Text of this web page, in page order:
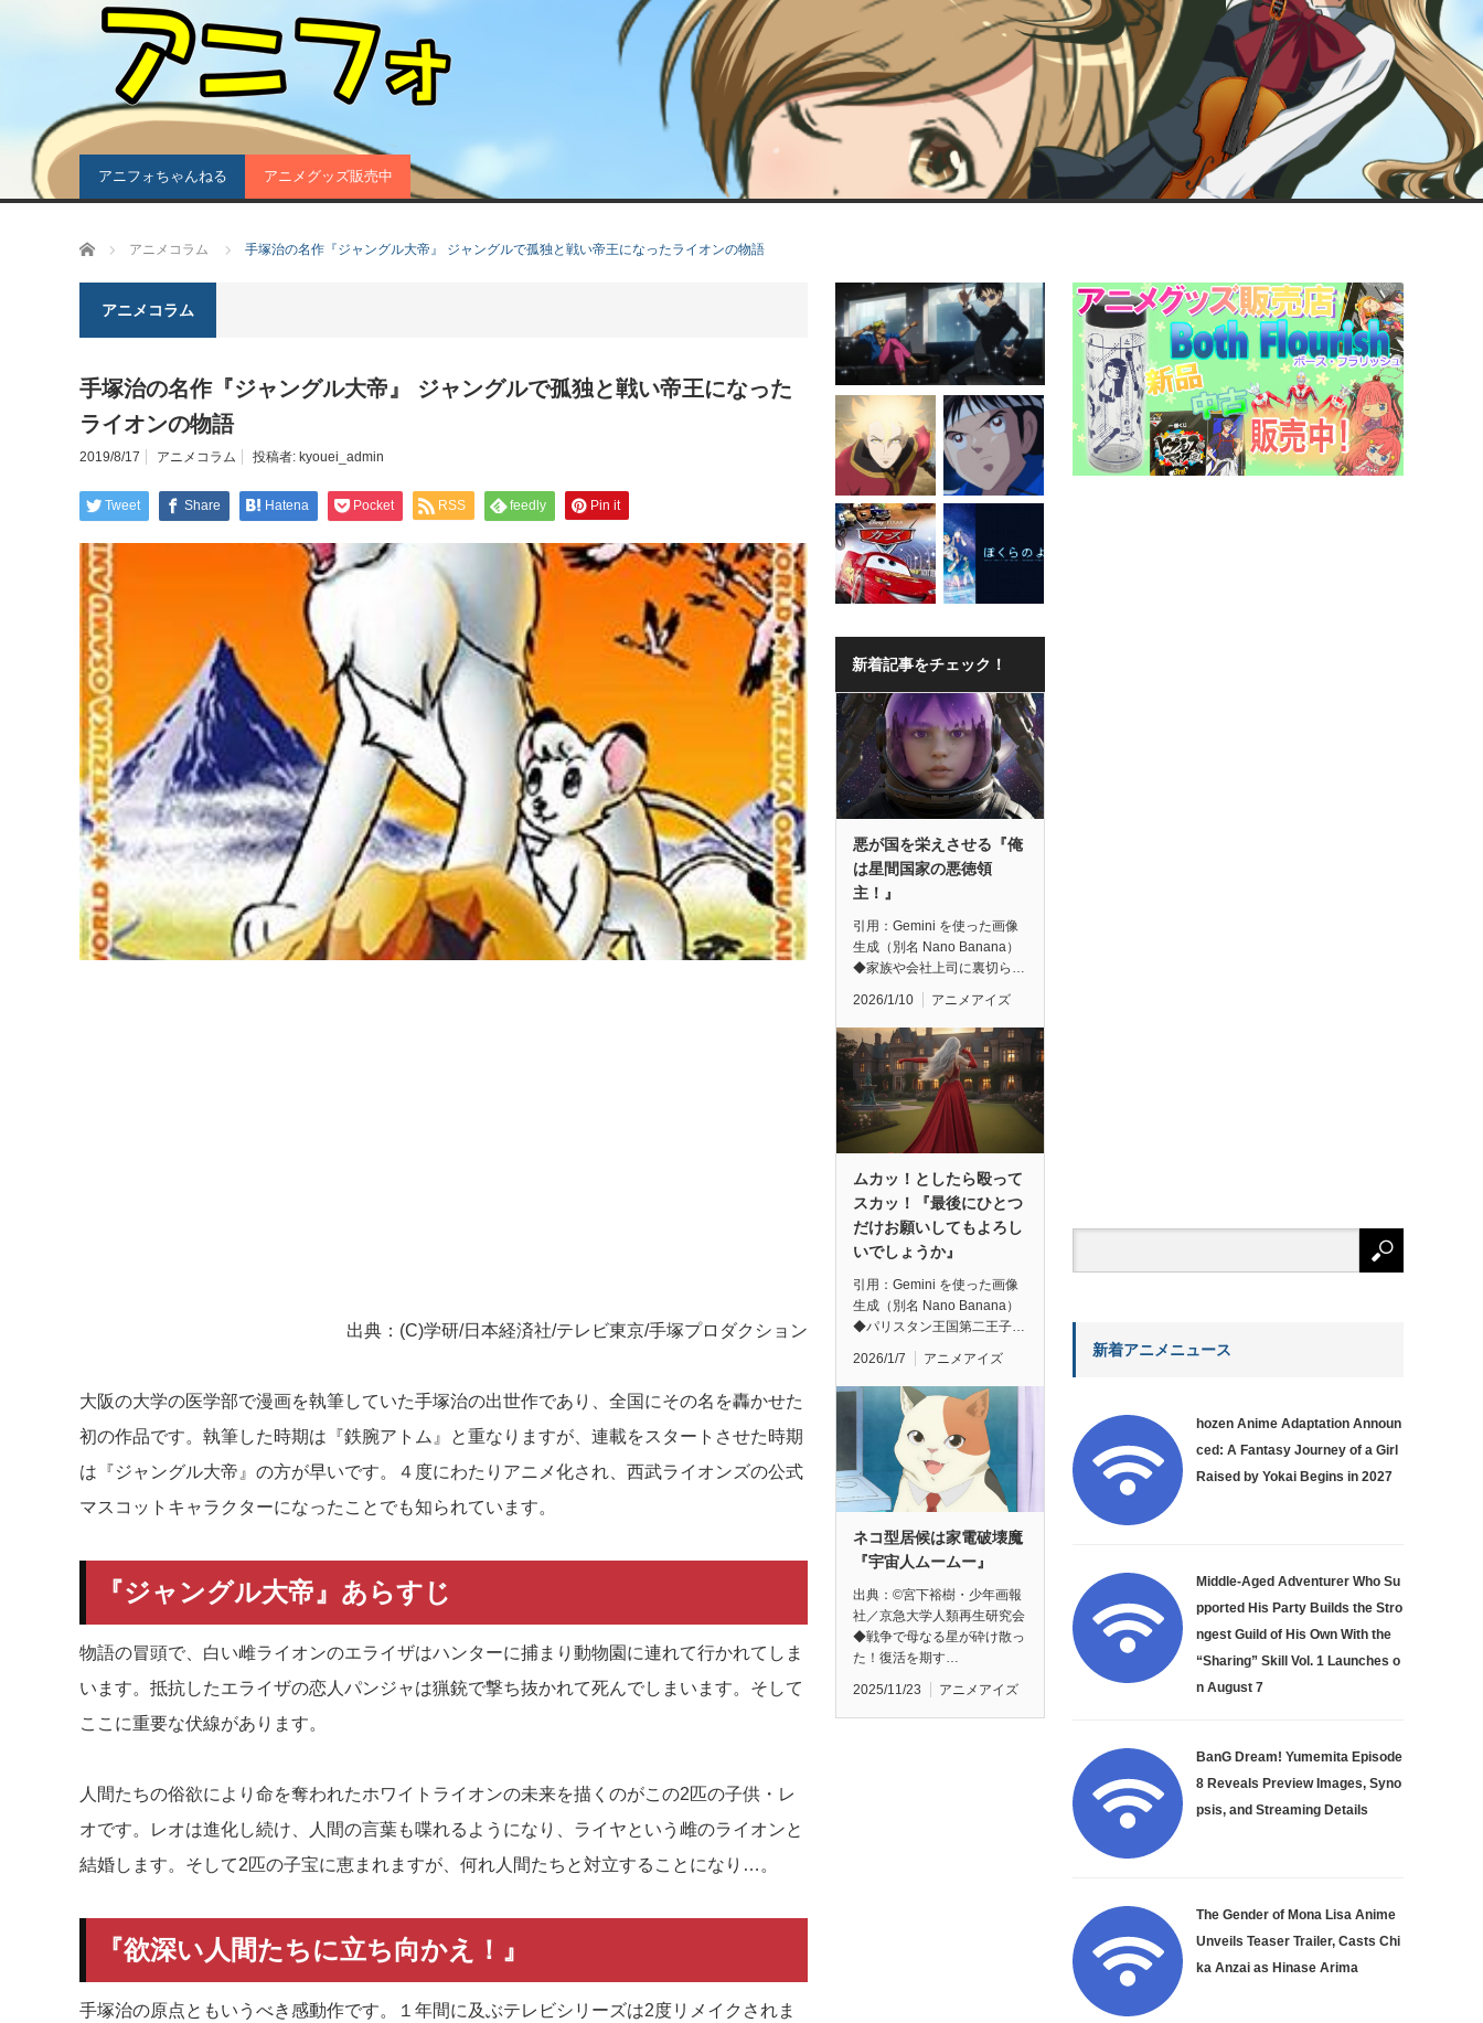
アニフォちゃんねる アニメグッズ販売中
ホーム アニメコラム 手塚治の名作『ジャングル大帝』 ジャングルで孤独と戦い帝王になったライオンの物語
アニメコラム
手塚治の名作『ジャングル大帝』 ジャングルで孤独と戦い帝王になった
ライオンの物語
2019/8/17 アニメコラム 投稿者: kyouei_admin
Tweet Share Hatena Pocket RSS feedly Pin it
出典：(C)学研/日本経済社/テレビ東京/手塚プロダクション
大阪の大学の医学部で漫画を執筆していた手塚治の出世作であり、全国にその名を轟かせた
初の作品です。執筆した時期は『鉄腕アトム』と重なりますが、連載をスタートさせた時期
は『ジャングル大帝』の方が早いです。４度にわたりアニメ化され、西武ライオンズの公式
マスコットキャラクターになったことでも知られています。
『ジャングル大帝』あらすじ
物語の冒頭で、白い雌ライオンのエライザはハンターに捕まり動物園に連れて行かれてしま
います。抵抗したエライザの恋人パンジャは猟銃で撃ち抜かれて死んでしまいます。そして
ここに重要な伏線があります。
人間たちの俗欲により命を奪われたホワイトライオンの未来を描くのがこの2匹の子供・レ
オです。レオは進化し続け、人間の言葉も喋れるようになり、ライヤという雌のライオンと
結婚します。そして2匹の子宝に恵まれますが、何れ人間たちと対立することになり…。
『欲深い人間たちに立ち向かえ！』
手塚治の原点ともいうべき感動作です。１年間に及ぶテレビシリーズは2度リメイクされま
新着記事をチェック！
悪が国を栄えさせる『俺
は星間国家の悪徳領
主！』
引用：Gemini を使った画像
生成（別名 Nano Banana）
◆家族や会社上司に裏切ら…
2026/1/10 アニメアイズ
ムカッ！としたら殴って
スカッ！『最後にひとつ
だけお願いしてもよろし
いでしょうか』
引用：Gemini を使った画像
生成（別名 Nano Banana）
◆パリスタン王国第二王子…
2026/1/7 アニメアイズ
ネコ型居候は家電破壊魔
『宇宙人ムームー』
出典：©宮下裕樹・少年画報
社／京急大学人類再生研究会
◆戦争で母なる星が砕け散っ
た！復活を期す…
2025/11/23 アニメアイズ
新着アニメニュース
hozen Anime Adaptation Announ
ced: A Fantasy Journey of a Girl
Raised by Yokai Begins in 2027
Middle-Aged Adventurer Who Su
pported His Party Builds the Stro
ngest Guild of His Own With the
“Sharing” Skill Vol. 1 Launches o
n August 7
BanG Dream! Yumemita Episode
8 Reveals Preview Images, Syno
psis, and Streaming Details
The Gender of Mona Lisa Anime
Unveils Teaser Trailer, Casts Chi
ka Anzai as Hinase Arima